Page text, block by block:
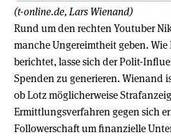
(t-online.de, Lars Wienand)
Rund um den rechten Youtuber
manche Ungereimtheit geben.
berichtet, lasse sich der Polit-
Spenden zu generieren. Wienand
ob Lotz möglicherweise
Ermittlungsverfahren gegen sich
Followerschaft um finanzielle